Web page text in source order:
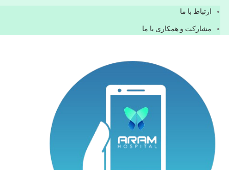
ارتباط با ما
مشاركت و همكاری با ما